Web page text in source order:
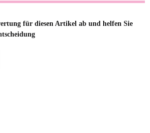
für diesen Artikel ab und helfen Sie